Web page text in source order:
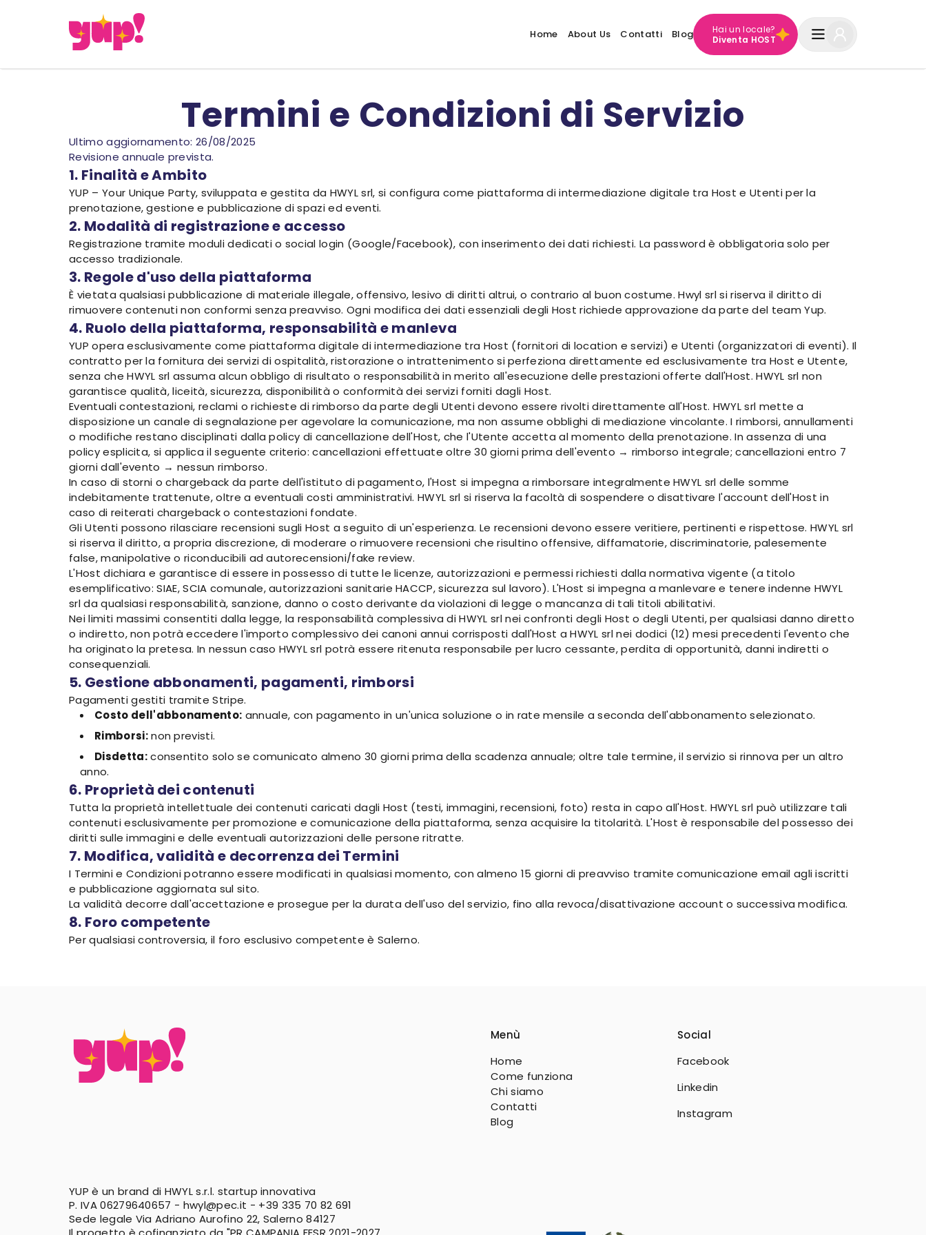
Home About Us Contatti Blog
Hai un locale?
Diventa HOST
Termini e Condizioni di Servizio
Ultimo aggiornamento: 26/08/2025
Revisione annuale prevista.
1. Finalità e Ambito
YUP – Your Unique Party, sviluppata e gestita da HWYL srl, si configura come piattaforma di intermediazione digitale tra Host e Utenti per la
prenotazione, gestione e pubblicazione di spazi ed eventi.
2. Modalità di registrazione e accesso
Registrazione tramite moduli dedicati o social login (Google/Facebook), con inserimento dei dati richiesti. La password è obbligatoria solo per
accesso tradizionale.
3. Regole d'uso della piattaforma
È vietata qualsiasi pubblicazione di materiale illegale, offensivo, lesivo di diritti altrui, o contrario al buon costume. Hwyl srl si riserva il diritto di
rimuovere contenuti non conformi senza preavviso. Ogni modifica dei dati essenziali degli Host richiede approvazione da parte del team Yup.
4. Ruolo della piattaforma, responsabilità e manleva
YUP opera esclusivamente come piattaforma digitale di intermediazione tra Host (fornitori di location e servizi) e Utenti (organizzatori di eventi). Il
contratto per la fornitura dei servizi di ospitalità, ristorazione o intrattenimento si perfeziona direttamente ed esclusivamente tra Host e Utente,
senza che HWYL srl assuma alcun obbligo di risultato o responsabilità in merito all'esecuzione delle prestazioni offerte dall'Host. HWYL srl non
garantisce qualità, liceità, sicurezza, disponibilità o conformità dei servizi forniti dagli Host.
Eventuali contestazioni, reclami o richieste di rimborso da parte degli Utenti devono essere rivolti direttamente all'Host. HWYL srl mette a
disposizione un canale di segnalazione per agevolare la comunicazione, ma non assume obblighi di mediazione vincolante. I rimborsi, annullamenti
o modifiche restano disciplinati dalla policy di cancellazione dell'Host, che l'Utente accetta al momento della prenotazione. In assenza di una
policy esplicita, si applica il seguente criterio: cancellazioni effettuate oltre 30 giorni prima dell'evento → rimborso integrale; cancellazioni entro 7
giorni dall'evento → nessun rimborso.
In caso di storni o chargeback da parte dell'istituto di pagamento, l'Host si impegna a rimborsare integralmente HWYL srl delle somme
indebitamente trattenute, oltre a eventuali costi amministrativi. HWYL srl si riserva la facoltà di sospendere o disattivare l'account dell'Host in
caso di reiterati chargeback o contestazioni fondate.
Gli Utenti possono rilasciare recensioni sugli Host a seguito di un'esperienza. Le recensioni devono essere veritiere, pertinenti e rispettose. HWYL srl
si riserva il diritto, a propria discrezione, di moderare o rimuovere recensioni che risultino offensive, diffamatorie, discriminatorie, palesemente
false, manipolative o riconducibili ad autorecensioni/fake review.
L'Host dichiara e garantisce di essere in possesso di tutte le licenze, autorizzazioni e permessi richiesti dalla normativa vigente (a titolo
esemplificativo: SIAE, SCIA comunale, autorizzazioni sanitarie HACCP, sicurezza sul lavoro). L'Host si impegna a manlevare e tenere indenne HWYL
srl da qualsiasi responsabilità, sanzione, danno o costo derivante da violazioni di legge o mancanza di tali titoli abilitativi.
Nei limiti massimi consentiti dalla legge, la responsabilità complessiva di HWYL srl nei confronti degli Host o degli Utenti, per qualsiasi danno diretto
o indiretto, non potrà eccedere l'importo complessivo dei canoni annui corrisposti dall'Host a HWYL srl nei dodici (12) mesi precedenti l'evento che
ha originato la pretesa. In nessun caso HWYL srl potrà essere ritenuta responsabile per lucro cessante, perdita di opportunità, danni indiretti o
consequenziali.
5. Gestione abbonamenti, pagamenti, rimborsi
Pagamenti gestiti tramite Stripe.
Costo dell'abbonamento: annuale, con pagamento in un'unica soluzione o in rate mensile a seconda dell'abbonamento selezionato.
Rimborsi:non previsti.
Disdetta:consentito solo se comunicato almeno 30 giorni prima della scadenza annuale; oltre tale termine, il servizio si rinnova per un altro
anno.
6. Proprietà dei contenuti
Tutta la proprietà intellettuale dei contenuti caricati dagli Host (testi, immagini, recensioni, foto) resta in capo all'Host. HWYL srl può utilizzare tali
contenuti esclusivamente per promozione e comunicazione della piattaforma, senza acquisire la titolarità. L'Host è responsabile del possesso dei
diritti sulle immagini e delle eventuali autorizzazioni delle persone ritratte.
7. Modifica, validità e decorrenza dei Termini
I Termini e Condizioni potranno essere modificati in qualsiasi momento, con almeno 15 giorni di preavviso tramite comunicazione email agli iscritti
e pubblicazione aggiornata sul sito.
La validità decorre dall'accettazione e prosegue per la durata dell'uso del servizio, fino alla revoca/disattivazione account o successiva modifica.
8. Foro competente
Per qualsiasi controversia, il foro esclusivo competente è Salerno.
Menù
Home
Come funziona
Chi siamo
Contatti
Blog
Social
Facebook
Linkedin
Instagram
YUP è un brand di HWYL s.r.l. startup innovativa
P. IVA 06279640657 - hwyl@pec.it - +39 335 70 82 691
Sede legale Via Adriano Aurofino 22, Salerno 84127